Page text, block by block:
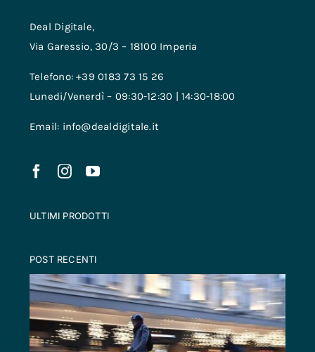
Deal Digitale,
Via Garessio, 30/3 – 18100 Imperia
Telefono: +39 0183 73 15 26
Lunedi/Venerdì – 09:30-12:30 | 14:30-18:00
Email: info@dealdigitale.it
ULTIMI PRODOTTI
POST RECENTI